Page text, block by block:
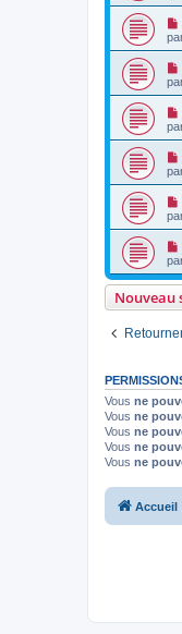
Nouveau
Vous ne
Vous ne
Vous ne
Vous ne
Vous ne
Accueil